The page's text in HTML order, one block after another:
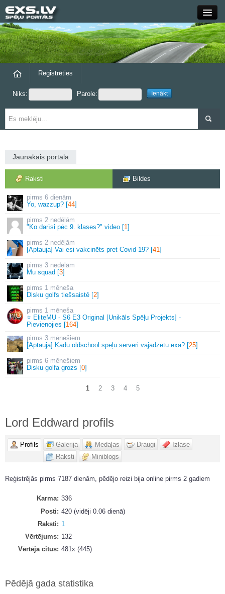
Close
Forums
Grupas
Reģistrēties
Niks: Parole:
Jaunākais portālā
Raksti Bildes
6 dienām
Yo, wazzup? [44]
2 nedēļām
"Ko darīsi pēc 9. klases?" video [1]
2 nedēļām
[Aptauja] Vai esi vakcinēts pret Covid-19? [41]
3 nedēļām
Mu squad [3]
1 mēneša
Disku golfs tiešsaistē [2]
1 mēneša
⭐ EliteMU - S6 E3 Original [Unikāls Spēļu Projekts] -
Pievienojies [164]
3 mēnešiem
[Aptauja] Kādu oldschool spēļu serveri vajadzētu exā? [25]
6 mēnešiem
Disku golfa grozs [0]
1 2 3 4 5
Lord Eddward profils
Profils Galerija Medaļas Draugi
Izlase
Raksti
Miniblogs
Reģistrējās pirms 7187 dienām, pēdējo reizi bija online pirms 2 gadiem
Karma
336
Posti
420 (vidēji 0.06 dienā)
Raksti
1
Vērtējums
132
Vērtēja citus
481x (445)
Pēdējā gada statistika